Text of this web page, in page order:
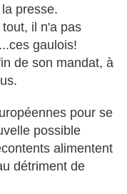
presse.
il n'a pas
gaulois!
de son mandat, à
pour se
possible
alimentent
détriment de